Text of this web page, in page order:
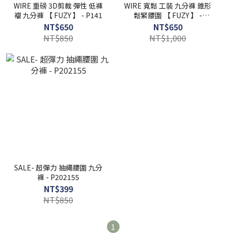
WIRE 重磅 3D剪裁 彈性 低褲
襠 九分褲 【 FUZY 】 - P141
NT$650
NT$850
WIRE 寬鬆 工裝 九分褲 錐形
鬆緊腰圍 【 FUZY 】 -
P202359
NT$650
NT$1,000
SALE- 超彈力 抽繩腰圍 九分
褲 - P202155
NT$399
NT$850
1